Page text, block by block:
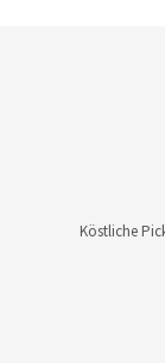
Köstliche